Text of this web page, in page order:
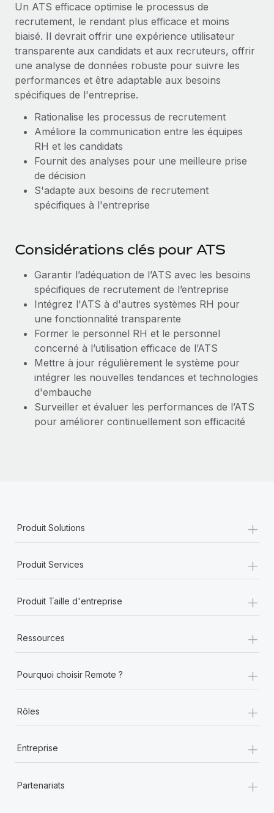
Établissez des entités rapidement et en toute
conformité
Mobilité et déménagement international
Organisez facilement le déménagement de vos
employés
Avantages sociaux
Gérez facilement les avantages sociaux
Explorer le blog
BLOG
Mises à jour des produits de Remote :
Intégrations Gusto et Xero et Gestion des
freelances Plus
Remote a toujours pour mission d'aider les entreprises de
toute taille à embaucher, gérer et payer...
En savoir plus
Comment Phiture gère ses 55 employés
répartis dans 19 pays grâce à Remote
croissance mobile internationale, encourage les...
En savoir plus
Un ATS efficace optimise le processus de
recrutement, le rendant plus efficace et moins
biaisé. Il devrait offrir une expérience utilisateur
transparente aux candidats et aux recruteurs, offrir
une analyse de données robuste pour suivre les
performances et être adaptable aux besoins
spécifiques de l'entreprise.
Rationalise les processus de recrutement
Améliore la communication entre les équipes
RH et les candidats
Fournit des analyses pour une meilleure prise
de décision
S'adapte aux besoins de recrutement
spécifiques à l'entreprise
Considérations clés pour ATS
Garantir l’adéquation de l’ATS avec les besoins
spécifiques de recrutement de l’entreprise
Intégrez l'ATS à d'autres systèmes RH pour
une fonctionnalité transparente
Former le personnel RH et le personnel
concerné à l’utilisation efficace de l’ATS
Mettre à jour régulièrement le système pour
intégrer les nouvelles tendances et technologies
d'embauche
Surveiller et évaluer les performances de l’ATS
pour améliorer continuellement son efficacité
Produit Solutions +
Produit Services +
Produit Taille d'entreprise +
Ressources +
Pourquoi choisir Remote ? +
Rôles +
Entreprise +
Partenariats +